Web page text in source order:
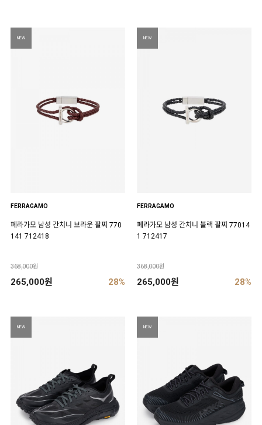
NEW
FERRAGAMO
페라가모 남성 간치니 브라운 팔찌 770
141 712418
368,000원
265,000원 28%
NEW
FERRAGAMO
페라가모 남성 간치니 블랙 팔찌 77014
1 712417
368,000원
265,000원 28%
NEW NEW